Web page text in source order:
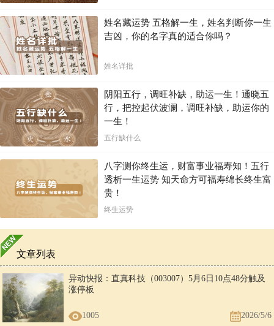
姓名藏运势 五格解一生，姓名判断你一生
吉凶，你的名字真的适合你吗？
姓名详批
阴阳五行，调旺补缺，助运一生！通晓五
行，把控起伏波澜，调旺补缺，助运你的
一生！
五行缺什么
八字测你终生运，财富事业福寿知！五行
透析一生运势 知天命方可福寿绵长终生富
贵！
终生运势
文章列表
异动快报：直真科技（003007）5月6日10点48分触及
涨停板
1005 2026/5/6